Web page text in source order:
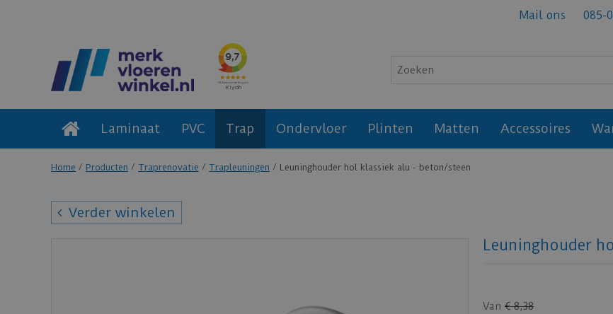
Home Producten Traprenovatie Trapleuningen Leuninghouder hol klassiek alu - beton/steen
Mail ons 085-
Laminaat PVC Trap Ondervloer Plinten Matten Accessoires
Verder winkelen
Leuninghouder
Van € 8,38